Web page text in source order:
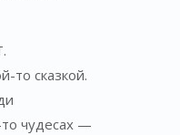
то сказкой.
то чудесах —